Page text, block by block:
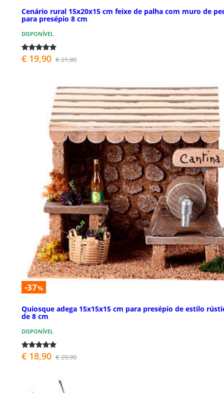
Cenário rural 15x20x15 cm feixe de palha com muro de
para presépio 8 cm
DISPONÍVEL
€ 19,90 € 21,90
-37%
Quiosque adega 15x15x15 cm para presépio de estilo
de 8 cm
DISPONÍVEL
€ 18,90 € 29,90